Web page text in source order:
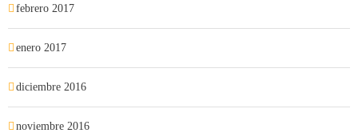
febrero 2017
enero 2017
diciembre 2016
noviembre 2016